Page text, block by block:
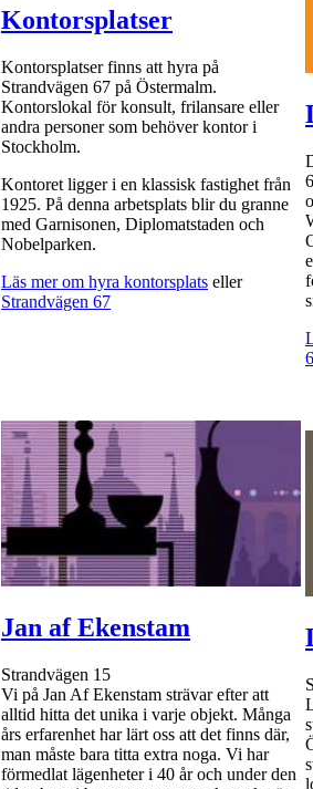
Kontorsplatser
Kontorsplatser finns att hyra på
Strandvägen 67 på Östermalm.
Kontorslokal för konsult, frilansare eller
andra personer som behöver kontor i
Stockholm.
Kontoret ligger i en klassisk fastighet från
1925. På denna arbetsplats blir du granne
med Garnisonen, Diplomatstaden och
Nobelparken.
Läs mer om hyra kontorsplats eller
Strandvägen 67
Jan af Ekenstam
Strandvägen 15
Vi på Jan Af Ekenstam strävar efter att
alltid hitta det unika i varje objekt. Många
års erfarenhet har lärt oss att det finns där,
man måste bara titta extra noga. Vi har
förmedlat lägenheter i 40 år och under den